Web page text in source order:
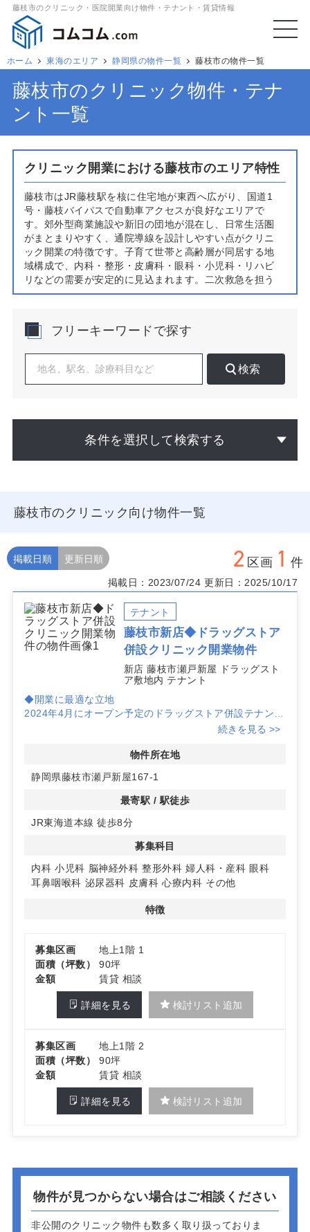
藤枝市のクリニック・医院開業向け物件・テナント・賃貸情報
ホーム 東海のエリア 静岡県の物件一覧 藤枝市の物件一覧
藤枝市のクリニック物件・テナ
ント一覧
クリニック開業における藤枝市のエリア特性
藤枝市はJR藤枝駅を核に住宅地が東西へ広がり、国道1
号・藤枝バイパスで自動車アクセスが良好なエリアで
す。郊外型商業施設や新旧の団地が混在し、日常生活圏
がまとまりやすく、通院導線を設計しやすい点がクリニ
ック開業の特徴です。子育て世帯と高齢層が同居する地
域構成で、内科・整形・皮膚科・眼科・小児科・リハビ
リなどの需要が安定的に見込まれます。二次救急を担う
総合病院（藤枝市立総合病院、藤枝平成記念病院）が近
す。
商圏で戦略が異なります。駅北・駅南は歩行者通行量が
相対的に多く、ビルイン型物件で視認性とエレベーター
すさ、隣接テナント（ドラッグストア・食品スーパー・
フィットネス）の相性が集患に直結します。小学校区単
位での人口分布や通学路、バス動線（しずてつ系統）を
合わせて分析すると、平日午後・夕方の来院ボリューム
分布と紹介元（在宅事業所、整形リハ施設、眼科のOCT
水位置を確認してください。内装費を抑えるには整形済
み区画やスケルトンでも梁下有効高が十分な物件が有利
です。将来の増床や機器導入を見据え、電気容量・床加
藤枝市のクリニック向け物件は公開前に決まるケースも
多いため、掲載中の物件だけでなく、非公開の候補や新
規計画区画についてもお気軽にご相談ください。用途や
ご希望エリアを伺い、最適な物件選定と収支計画の初期
検討まで一体でサポートします。
フリーキーワードで探す
検索
条件を選択して検索する
藤枝市のクリニック向け物件一覧
2 区画 1 件
掲載日順 更新日順
掲載日：2023/07/24 更新日：2025/10/17
テナント
藤枝市新店◆ドラッグストア
併設クリニック開業物件
新店 藤枝市瀬戸新屋 ドラッグスト
ア敷地内 テナント
◆開業に最適な立地
2024年4月にオープン予定のドラッグストア併設テナント
です。JR東海道本線「藤枝駅」から徒歩8分とアクセス良
駐車台数223台を誇る大型駐車場を完備しており、車での
アクセスも抜群です。地域住民からの高い認知度が期待で
内科や小児科をはじめ、多くの診療科目に対応できる物件
です。クリニックの開業に適した環境が整っています。詳
細はお問い合わせください。
続きを見る >>
物件所在地
静岡県藤枝市瀬戸新屋167-1
最寄駅 / 駅徒歩
JR東海道本線 徒歩8分
募集科目
内科 小児科 脳神経外科 整形外科 婦人科・産科 眼科
耳鼻咽喉科 泌尿器科 皮膚科 心療内科 その他
特徴
募集区画
地上1階 1
面積（坪数）
90坪
金額
賃貸 相談
詳細を見る 検討リスト追加
募集区画
地上1階 2
面積（坪数）
90坪
金額
賃貸 相談
詳細を見る 検討リスト追加
物件が見つからない場合はご相談ください
非公開のクリニック物件も数多く取り扱っておりま